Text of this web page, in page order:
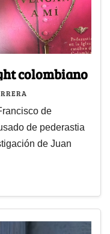
colombiano
de
de pederastia
de Juan